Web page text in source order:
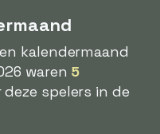
kalendermaand
waren 5
spelers in de